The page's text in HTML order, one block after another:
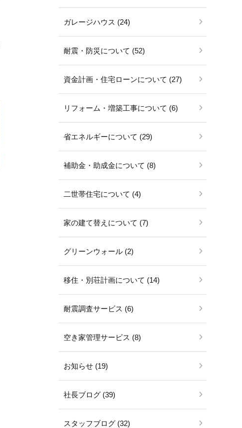
ガレージハウス (24)
耐震・防災について (52)
資金計画・住宅ローンについて (27)
リフォーム・増築工事について (6)
省エネルギーについて (29)
補助金・助成金について (8)
二世帯住宅について (4)
家の建て替えについて (7)
グリーンウォール (2)
移住・別荘計画について (14)
耐震調査サービス (6)
空き家管理サービス (8)
お知らせ (19)
社長ブログ (39)
スタッフブログ (32)